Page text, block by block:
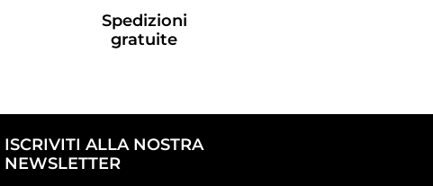
Spedizioni
gratuite
ISCRIVITI ALLA NOSTRA
NEWSLETTER